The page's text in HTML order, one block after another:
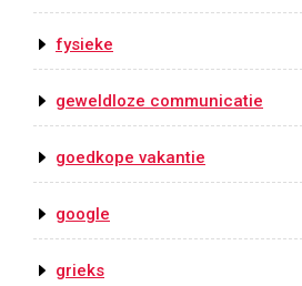
fysieke
geweldloze communicatie
goedkope vakantie
google
grieks